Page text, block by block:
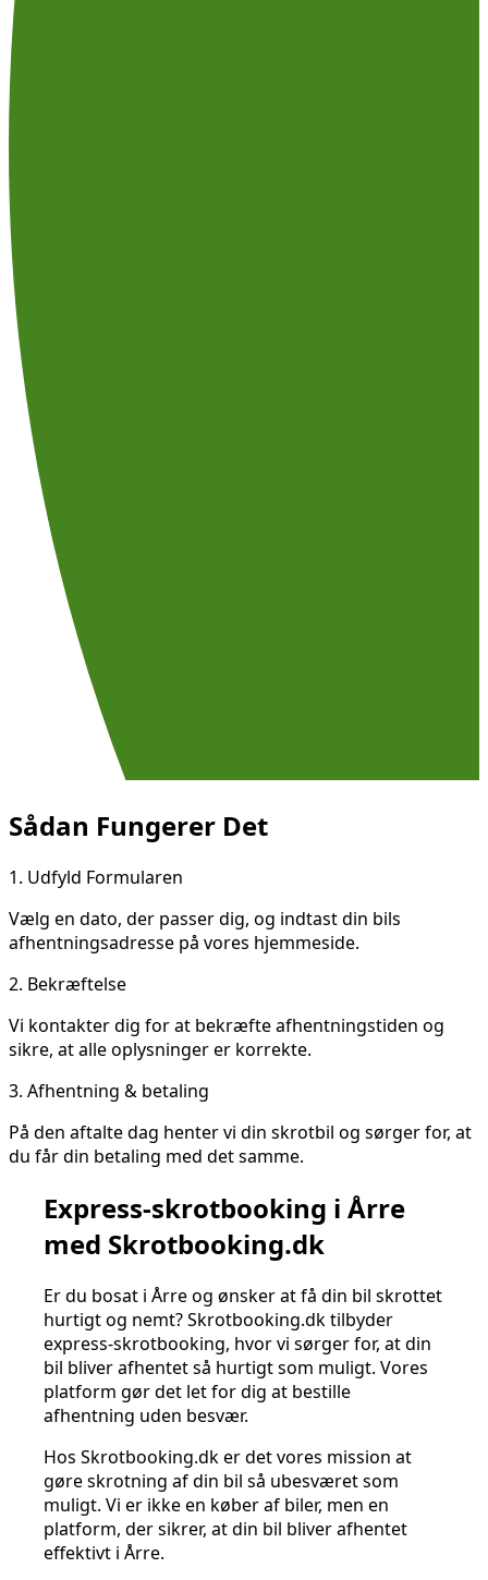
Sådan Fungerer Det
1. Udfyld Formularen
Vælg en dato, der passer dig, og indtast din bils
afhentningsadresse på vores hjemmeside.
2. Bekræftelse
Vi kontakter dig for at bekræfte afhentningstiden og
sikre, at alle oplysninger er korrekte.
3. Afhentning & betaling
På den aftalte dag henter vi din skrotbil og sørger for, at
du får din betaling med det samme.
Express-skrotbooking i Årre
med Skrotbooking.dk
Er du bosat i Årre og ønsker at få din bil skrottet
hurtigt og nemt? Skrotbooking.dk tilbyder
express-skrotbooking, hvor vi sørger for, at din
bil bliver afhentet så hurtigt som muligt. Vores
platform gør det let for dig at bestille
afhentning uden besvær.
Hos Skrotbooking.dk er det vores mission at
gøre skrotning af din bil så ubesværet som
muligt. Vi er ikke en køber af biler, men en
platform, der sikrer, at din bil bliver afhentet
effektivt i Årre.